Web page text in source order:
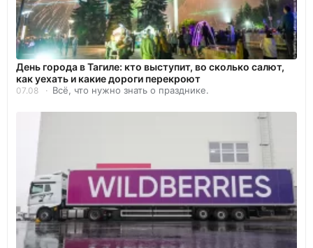
День города в Тагиле: кто выступит, во сколько салют,
как уехать и какие дороги перекроют
07.08 Всё, что нужно знать о празднике.